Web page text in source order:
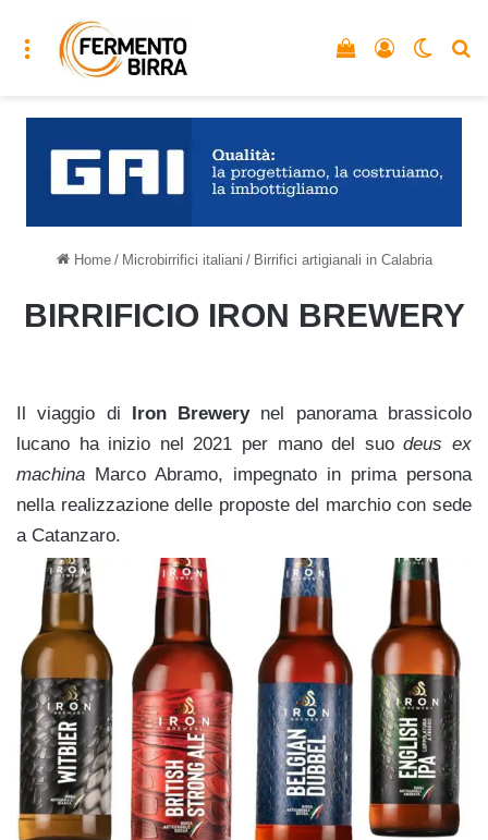
Menu Accedi
Vedi il carrello
Home / Microbirrifici italiani / Birrifici artigianali in Calabria
BIRRIFICIO IRON BREWERY
Il viaggio di Iron Brewerynel panorama brassicolo
lucano ha inizio nel 2021 per mano del suodeus ex
machina Marco Abramo, impegnato in prima persona
nella realizzazione delle proposte del marchio con sede
a Catanzaro.